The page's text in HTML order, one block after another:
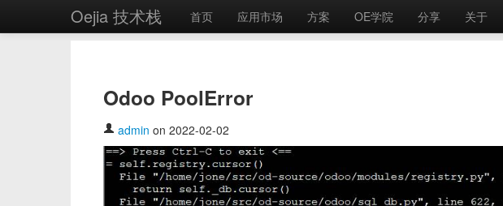
Oejia 技术栈 首页 应用市场 方案 OE学院 分享 关于
Odoo PoolError
admin on 2022-02-02